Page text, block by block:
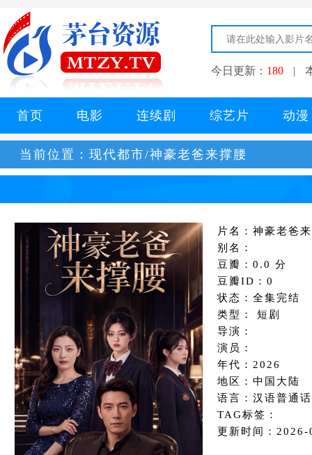
今日更新： 180 |
首页 电影 连续剧 综艺片 动漫
当前位置： 现代都市/神豪老爸来撑腰
片名：神豪老爸
别名：
豆瓣：0.0 分
豆瓣ID：0
状态：全集完结
类型： 短剧
导演：
演员：
年代：2026
地区：中国大陆
语言：汉语普通话
TAG标签：
更新时间：